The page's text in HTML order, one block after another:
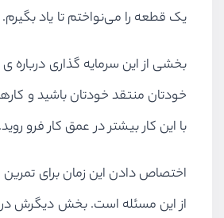
یک قطعه را می‌نواختم تا یاد بگیرم.
بخشی از این سرمایه گذاری درباره
خودتان منتقد خودتان باشید و
با این کار بیشتر در عمق کار فرو روید.
اختصاص دادن این زمان برای
از این مسئله است. بخش دیگرش